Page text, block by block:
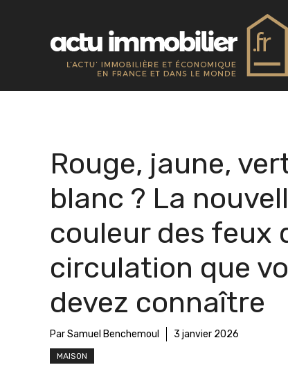
Rouge, jaune,
blanc ? La
couleur des feux
circulation que
devez connaître
Par Samuel Benchemoul 3 janvier 2026
MAISON